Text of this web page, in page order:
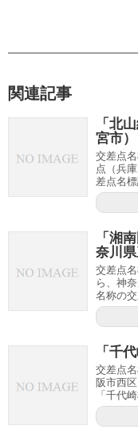
関連記事
「北
宮市）
交差点
点（兵
差点名
「湘
奈川県
交差点
ら、神
名称の
「千
交差点
阪市西
「千代